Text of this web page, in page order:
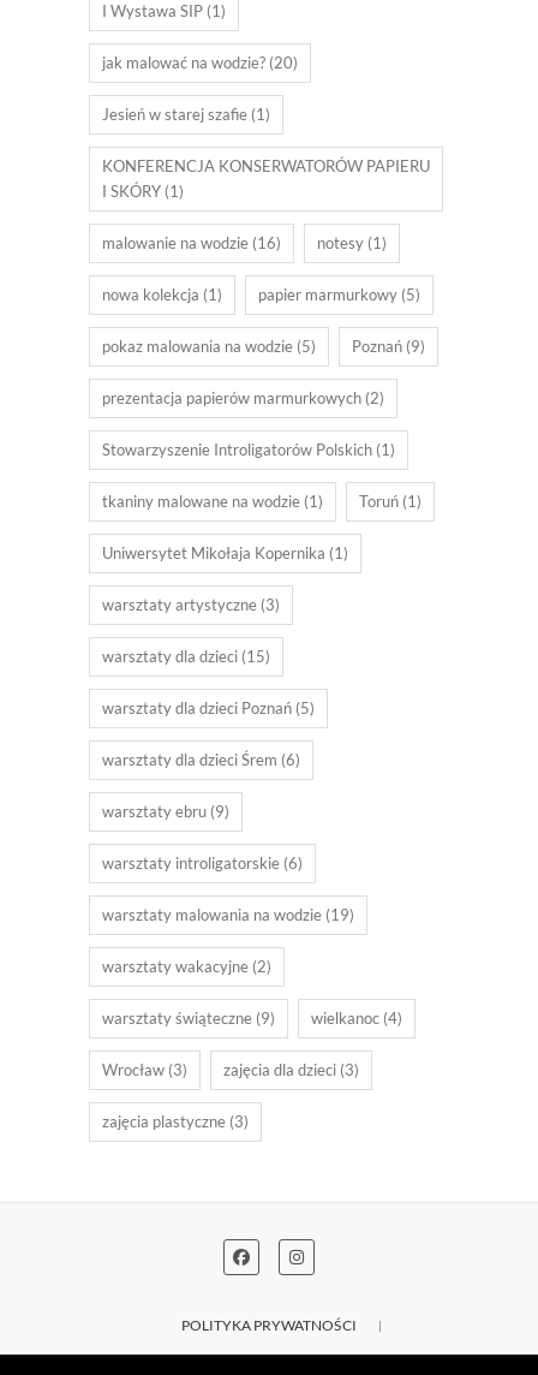
I Wystawa SIP (1)
jak malować na wodzie? (20)
Jesień w starej szafie (1)
KONFERENCJA KONSERWATORÓW PAPIERU
I SKÓRY (1)
malowanie na wodzie (16) notesy (1)
nowa kolekcja (1) papier marmurkowy (5)
pokaz malowania na wodzie (5) Poznań (9)
prezentacja papierów marmurkowych (2)
Stowarzyszenie Introligatorów Polskich (1)
tkaniny malowane na wodzie (1) Toruń (1)
Uniwersytet Mikołaja Kopernika (1)
warsztaty artystyczne (3)
warsztaty dla dzieci (15)
warsztaty dla dzieci Poznań (5)
warsztaty dla dzieci Śrem (6)
warsztaty ebru (9)
warsztaty introligatorskie (6)
warsztaty malowania na wodzie (19)
warsztaty wakacyjne (2)
warsztaty świąteczne (9) wielkanoc (4)
Wrocław (3) zajęcia dla dzieci (3)
zajęcia plastyczne (3)
POLITYKA PRYWATNOŚCI
REGULAMIN SKLEPU